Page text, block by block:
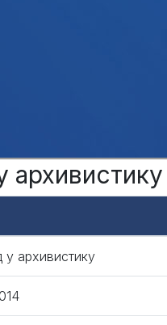
архивистику
у архивистику